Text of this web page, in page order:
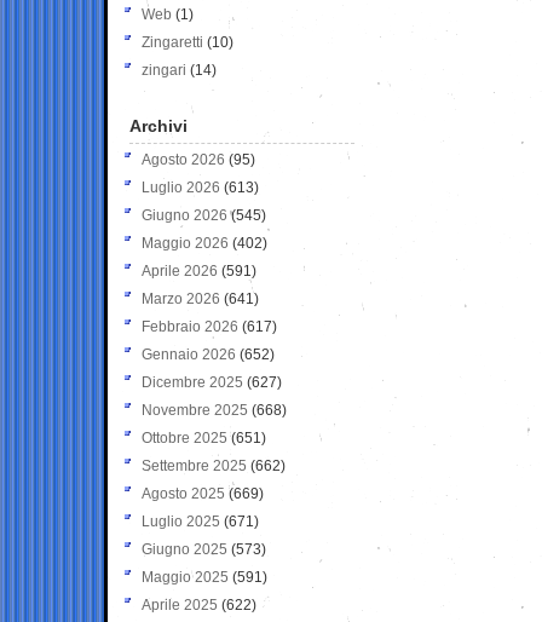
Web (1)
Zingaretti (10)
zingari (14)
Archivi
Agosto 2026 (95)
Luglio 2026 (613)
Giugno 2026 (545)
Maggio 2026 (402)
Aprile 2026 (591)
Marzo 2026 (641)
Febbraio 2026 (617)
Gennaio 2026 (652)
Dicembre 2025 (627)
Novembre 2025 (668)
Ottobre 2025 (651)
Settembre 2025 (662)
Agosto 2025 (669)
Luglio 2025 (671)
Giugno 2025 (573)
Maggio 2025 (591)
Aprile 2025 (622)